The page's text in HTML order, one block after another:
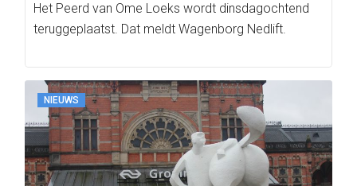
Het Peerd van Ome Loeks wordt dinsdagochtend
teruggeplaatst. Dat meldt Wagenborg Nedlift.
NIEUWS